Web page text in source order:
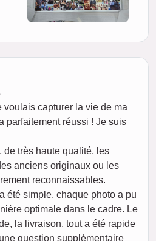
voulais capturer la vie de ma
parfaitement réussi ! Je suis
de très haute qualité, les
anciens originaux ou les
reconnaissables.
été simple, chaque photo a pu
optimale dans le cadre. Le
la livraison, tout a été rapide
question supplémentaire